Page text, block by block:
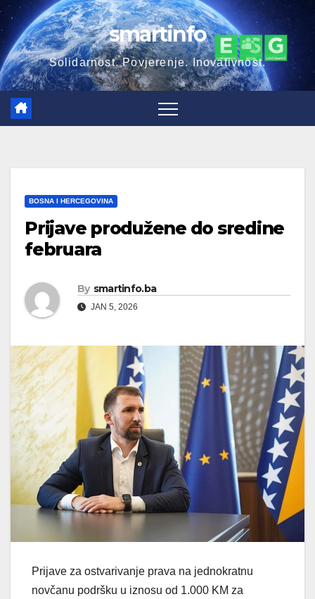
Skip
to
content
smartinfo
Solidarnost. Povjerenje. Inovativnost.
BOSNA I HERCEGOVINA
Prijave produžene do sredine
februara
By smartinfo.ba
JAN 5, 2026
Prijave za ostvarivanje prava na jednokratnu
novčanu podršku u iznosu od 1.000 KM za